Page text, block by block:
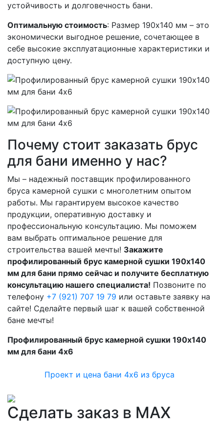
устойчивость и долговечность бани.
Оптимальную стоимость: Размер 190х140 мм – это
экономически выгодное решение, сочетающее в
себе высокие эксплуатационные характеристики и
доступную цену.
Почему стоит заказать брус
для бани именно у нас?
Мы – надежный поставщик профилированного
бруса камерной сушки с многолетним опытом
работы. Мы гарантируем высокое качество
продукции, оперативную доставку и
профессиональную консультацию. Мы поможем
вам выбрать оптимальное решение для
строительства вашей мечты! Закажите
профилированный брус камерной сушки 190х140
мм для бани прямо сейчас и получите бесплатную
консультацию нашего специалиста! Позвоните по
телефону +7 (921) 707 19 79 или оставьте заявку на
сайте! Сделайте первый шаг к вашей собственной
бане мечты!
Профилированный брус камерной сушки 190х140
мм для бани 4х6
Проект и цена бани 4х6 из бруса
Сделать заказ в MAX